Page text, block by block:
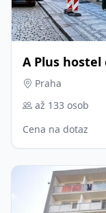
A Plus
Praha
až 133 osob
Cena na dotaz